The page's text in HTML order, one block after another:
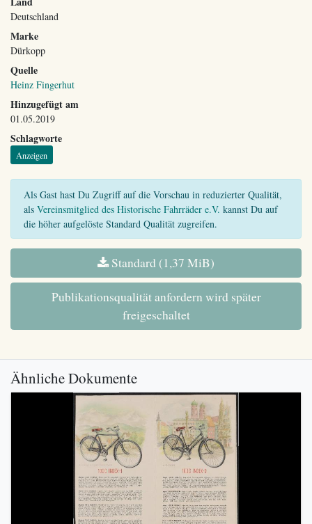
Deutschland
Marke
Dürkopp
Quelle
Heinz Fingerhut
Hinzugefügt am
01.05.2019
Schlagworte
Anzeigen
Als Gast hast Du Zugriff auf die Vorschau in reduzierter Qualität,
als Vereinsmitglied des Historische Fahrräder e.V. kannst Du auf
die höher aufgelöste Standard Qualität zugreifen.
Standard (1,37 MiB)
Publikationsqualität anfordern wird später
freigeschaltet
Ähnliche Dokumente